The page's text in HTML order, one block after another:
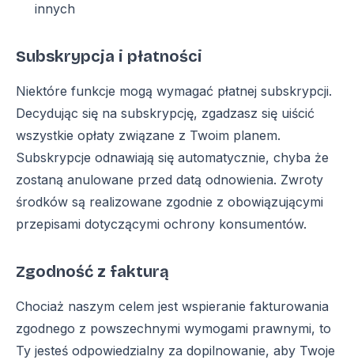
innych
Subskrypcja i płatności
Niektóre funkcje mogą wymagać płatnej subskrypcji.
Decydując się na subskrypcję, zgadzasz się uiścić
wszystkie opłaty związane z Twoim planem.
Subskrypcje odnawiają się automatycznie, chyba że
zostaną anulowane przed datą odnowienia. Zwroty
środków są realizowane zgodnie z obowiązującymi
przepisami dotyczącymi ochrony konsumentów.
Zgodność z fakturą
Chociaż naszym celem jest wspieranie fakturowania
zgodnego z powszechnymi wymogami prawnymi, to
Ty jesteś odpowiedzialny za dopilnowanie, aby Twoje